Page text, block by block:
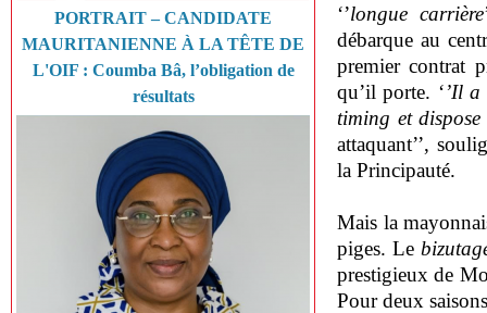
PORTRAIT – CANDIDATE
MAURITANIENNE À LA TÊTE DE
L'OIF : Coumba Bâ, l’obligation de
résultats
‘’longue carrière
débarque au
premier contrat
qu’il porte. ‘’Il
timing et
attaquant’’,
la Principauté.
Mais la
piges. Le
prestigieux de
Pour deux